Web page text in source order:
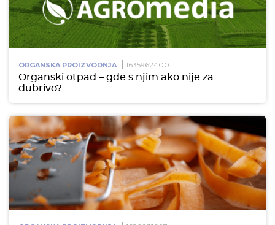
ORGANSKA PROIZVODNJA 1635962400
Organski otpad – gde s njim ako nije za
đubrivo?